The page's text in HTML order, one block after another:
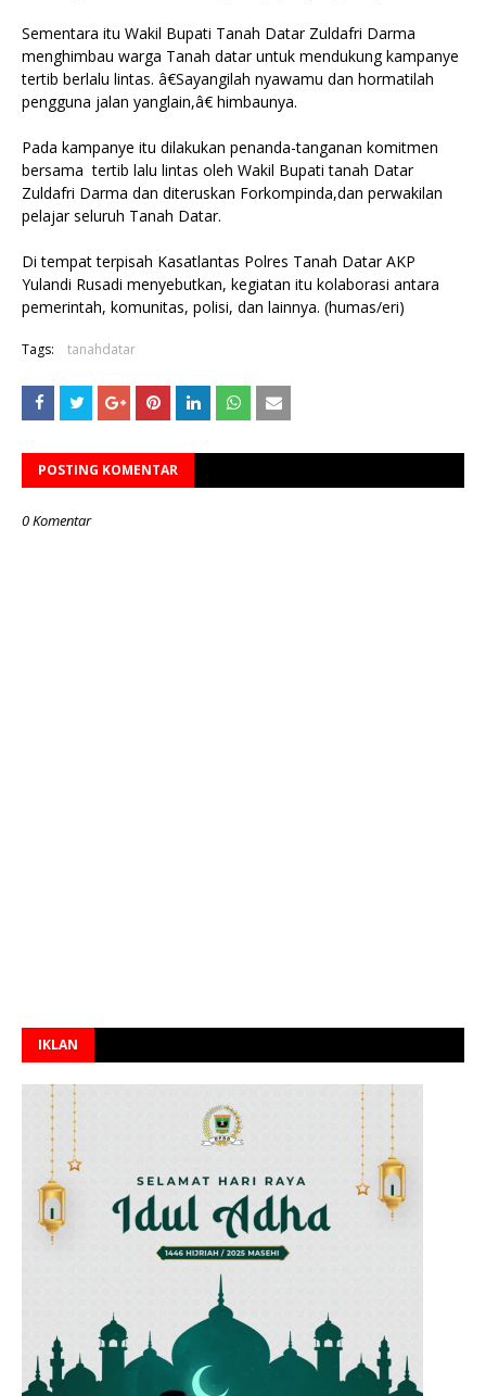
Sementara itu Wakil Bupati Tanah Datar Zuldafri Darma
menghimbau warga Tanah datar untuk mendukung kampanye
tertib berlalu lintas. â€Sayangilah nyawamu dan hormatilah
pengguna jalan yanglain,â€ himbaunya.
Pada kampanye itu dilakukan penanda-tanganan komitmen
bersama tertib lalu lintas oleh Wakil Bupati tanah Datar
Zuldafri Darma dan diteruskan Forkompinda,dan perwakilan
pelajar seluruh Tanah Datar.
Di tempat terpisah Kasatlantas Polres Tanah Datar AKP
Yulandi Rusadi menyebutkan, kegiatan itu kolaborasi antara
pemerintah, komunitas, polisi, dan lainnya. (humas/eri)
Tags: tanahdatar
POSTING KOMENTAR
0 Komentar
IKLAN